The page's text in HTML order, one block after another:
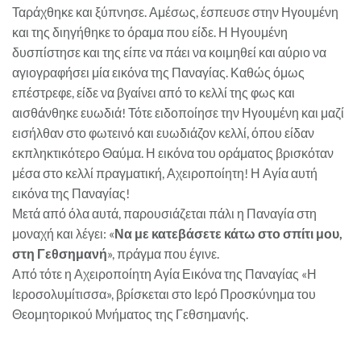
Ταράχθηκε και ξύπνησε. Αμέσως, έσπευσε στην Ηγουμένη
και της διηγήθηκε το όραμα που είδε. Η Ηγουμένη
δυσπίστησε και της είπε να πάει να κοιμηθεί και αύριο να
αγιογραφήσει μία εικόνα της Παναγίας. Καθώς όμως
επέστρεφε, είδε να βγαίνει από το κελλί της φως και
αισθάνθηκε ευωδιά! Τότε ειδοποίησε την Ηγουμένη και μαζί
εισήλθαν στο φωτεινό και ευωδιάζον κελλί, όπου είδαν
εκπληκτικότερο Θαύμα. Η εικόνα του οράματος βρισκόταν
μέσα στο κελλί πραγματική, Αχειροποίητη! Η Αγία αυτή
εικόνα της Παναγίας!
Μετά από όλα αυτά, παρουσιάζεται πάλι η Παναγία στη
μοναχή και λέγει: «Να με κατεβάσετε κάτω στο σπίτι μου,
στη Γεθσημανή», πράγμα που έγινε.
Από τότε η Αχειροποίητη Αγία Εικόνα της Παναγίας «Η
Ιεροσολυμίτισσα», βρίσκεται στο Ιερό Προσκύνημα του
Θεομητορικού Μνήματος της Γεθσημανής.